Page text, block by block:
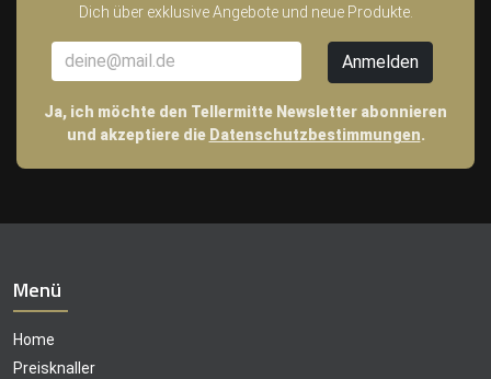
Dich über exklusive Angebote und neue Produkte.
Ja, ich möchte den Tellermitte Newsletter abonnieren
und akzeptiere die Datenschutzbestimmungen.
Menü
Home
Preisknaller